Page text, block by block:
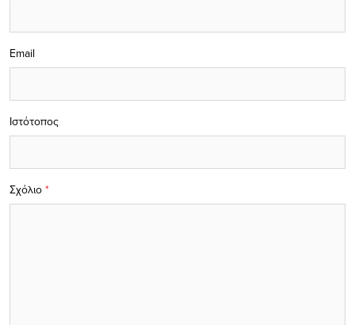
Σχόλιο *
Email
Ιστότοπος